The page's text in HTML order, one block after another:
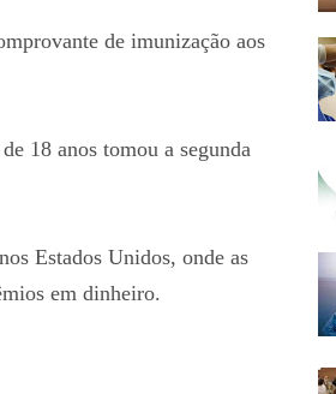
de imunização aos
18 anos tomou a segunda
Estados Unidos, onde as
em dinheiro.